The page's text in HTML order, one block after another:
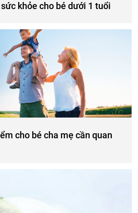
khỏe cho bé dưới 1 tuổi
cho bé cha mẹ cần quan